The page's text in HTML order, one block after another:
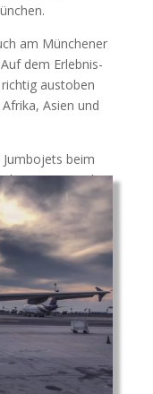
am Münchener
dem Erlebnis-
austoben
Asien und
beim
Sie zurück in
Kabinen der
und der Ju 52
Ausstellung und